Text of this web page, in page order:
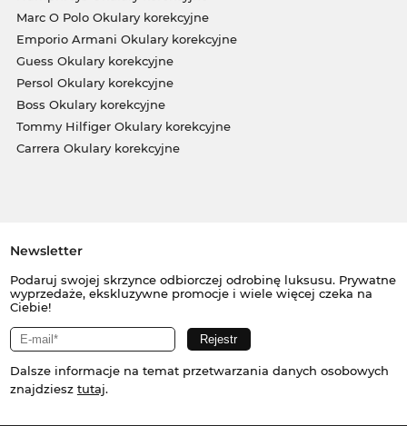
Marc O Polo Okulary korekcyjne
Emporio Armani Okulary korekcyjne
Guess Okulary korekcyjne
Persol Okulary korekcyjne
Boss Okulary korekcyjne
Tommy Hilfiger Okulary korekcyjne
Carrera Okulary korekcyjne
Newsletter
Podaruj swojej skrzynce odbiorczej odrobinę luksusu. Prywatne
wyprzedaże, ekskluzywne promocje i wiele więcej czeka na
Ciebie!
Dalsze informacje na temat przetwarzania danych osobowych
znajdziesz tutaj.